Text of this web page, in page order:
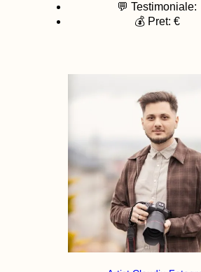
💬 Testimoniale:
💰 Pret: €